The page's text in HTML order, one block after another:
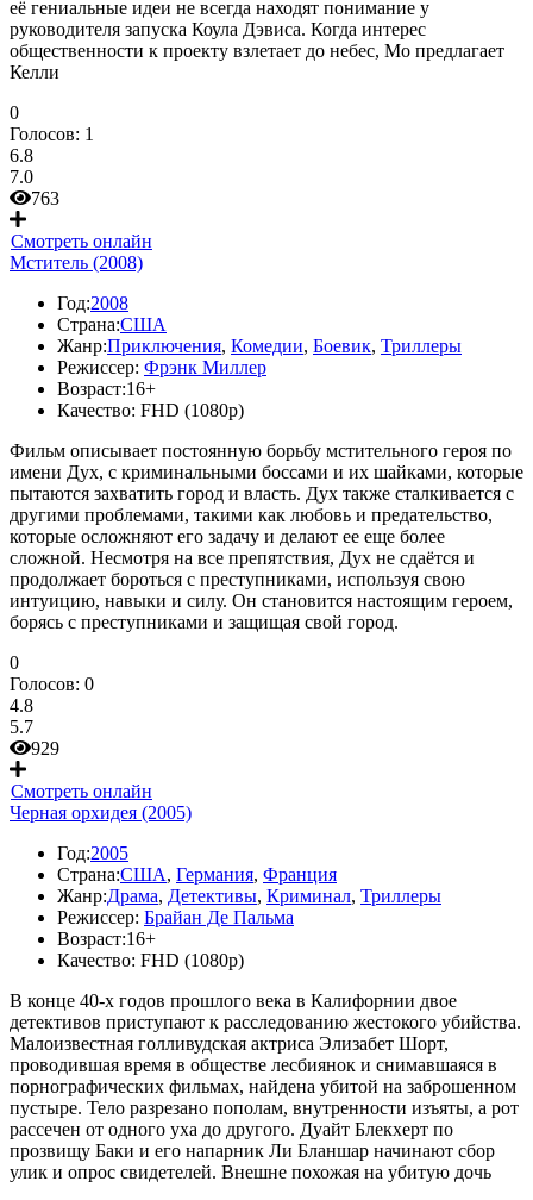
её гениальные идеи не всегда находят понимание у
руководителя запуска Коула Дэвиса. Когда интерес
общественности к проекту взлетает до небес, Мо предлагает
Келли
0
Голосов: 1
6.8
7.0
763
Смотреть онлайн
Мститель (2008)
Год:2008
Страна:США
Жанр:Приключения, Комедии, Боевик, Триллеры
Режиссер: Фрэнк Миллер
Возраст:16+
Качество: FHD (1080p)
Фильм описывает постоянную борьбу мстительного героя по
имени Дух, с криминальными боссами и их шайками, которые
пытаются захватить город и власть. Дух также сталкивается с
другими проблемами, такими как любовь и предательство,
которые осложняют его задачу и делают ее еще более
сложной. Несмотря на все препятствия, Дух не сдаётся и
продолжает бороться с преступниками, используя свою
интуицию, навыки и силу. Он становится настоящим героем,
борясь с преступниками и защищая свой город.
0
Голосов: 0
4.8
5.7
929
Смотреть онлайн
Черная орхидея (2005)
Год:2005
Страна:США, Германия, Франция
Жанр:Драма, Детективы, Криминал, Триллеры
Режиссер: Брайан Де Пальма
Возраст:16+
Качество: FHD (1080p)
В конце 40-х годов прошлого века в Калифорнии двое
детективов приступают к расследованию жестокого убийства.
Малоизвестная голливудская актриса Элизабет Шорт,
проводившая время в обществе лесбиянок и снимавшаяся в
порнографических фильмах, найдена убитой на заброшенном
пустыре. Тело разрезано пополам, внутренности изъяты, а рот
рассечен от одного уха до другого. Дуайт Блекхерт по
прозвищу Баки и его напарник Ли Бланшар начинают сбор
улик и опрос свидетелей. Внешне похожая на убитую дочь